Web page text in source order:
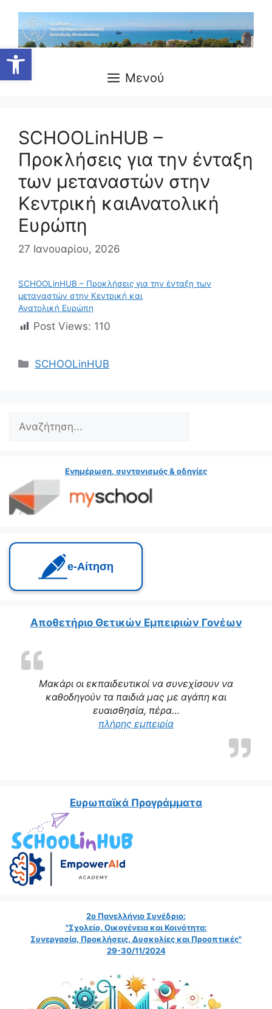
Ανοίξτε τη γραμμή εργαλείων
περιεχόμενο
Μενού
SCHOOLinHUB –
Προκλήσεις για την ένταξη
των μεταναστών στην
Κεντρική καιΑνατολική
Ευρώπη
27 Ιανουαρίου, 2026
SCHOOLinHUB – Προκλήσεις για την ένταξη των
μεταναστών στην Κεντρική και
Ανατολική Ευρώπη
Post Views: 110
Κατηγορίες
SCHOOLinHUB
Search
Ενημέρωση, συντονισμός & οδηγίες
e‑Αίτηση
Μακάρι οι εκπαιδευτικοί να συνεχίσουν να
καθοδηγούν τα παιδιά μας με αγάπη και
ευαισθησία, πέρα…
πλήρης εμπειρία“Η δασκάλα μας
Αποθετήριο Θετικών Εμπειριών Γονέων
Ευρωπαϊκά Προγράμματα
2ο Πανελλήνιο Συνέδριο:
"Σχολείο, Οικογένεια και Κοινότητα:
Συνεργασία, Προκλήσεις, Δυσκολίες και Προοπτικές"
29-30/11/2024